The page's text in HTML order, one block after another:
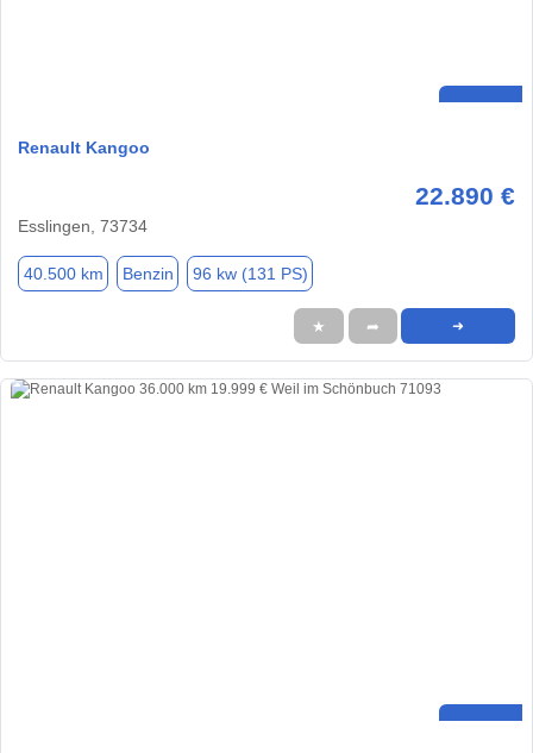
Renault Kangoo
22.890 €
Esslingen, 73734
40.500 km Benzin 96 kw (131 PS)
★ ➦ ➜